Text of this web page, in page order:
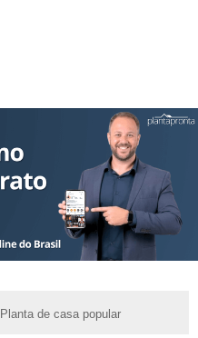
Planta de casa popular